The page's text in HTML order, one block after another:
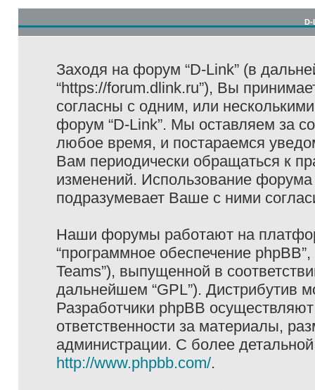
D-
Заходя на форум “D-Link” (в
“https://forum.dlink.ru”), Вы
согласны с одним, или
форум “D-Link”. Мы оставляем за
любое время, и постараемся
Вам периодически обращаться к
изменений. Использование
подразумевает Ваше с ними
Наши форумы работают на
“программное обеспечение
Teams”), выпущенной в
дальнейшем “GPL”). Дистрибутив
Разработчики phpBB
ответственности за материалы,
администрации. С более
http://www.phpbb.com/.